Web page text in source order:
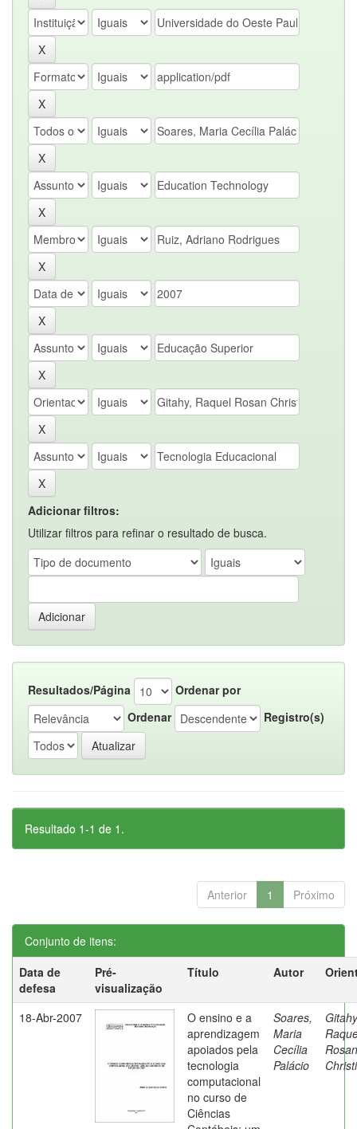
Adicionar filtros:
Utilizar filtros para refinar o resultado de busca.
Resultados/Página
Ordenar por
Ordenar
Registro(s)
Resultado 1-1 de 1.
Anterior 1 Próximo
Conjunto de itens:
Data de
defesa
Pré-
visualização
Título Autor
18-Abr-2007
O ensino e a
aprendizagem
apoiados pela
tecnologia
computacional
no curso de
Ciências
Soares,
Maria
Cecília
Palácio
Rosan